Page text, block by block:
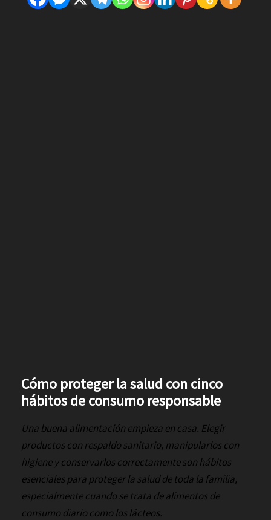
Cómo proteger la salud con cinco
hábitos de consumo responsable
Una buena alimentación empieza en casa. Elegir
productos con respaldo sanitario, manipularlos con
higiene y conservarlos correctamente son hábitos
esenciales para proteger la salud de toda la familia,
especialmente cuando se trata de alimentos de
consumo diario como los lácteos.